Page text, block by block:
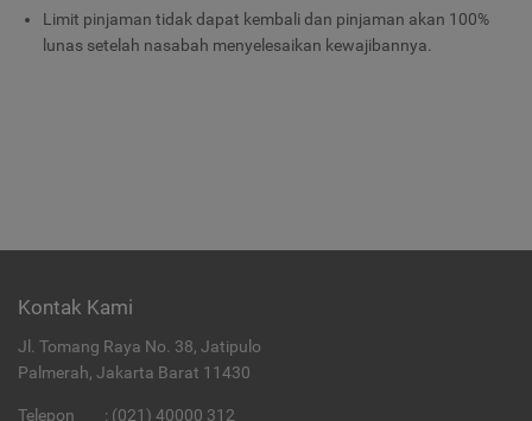
Limit pinjaman tidak dapat kembali dan pinjaman akan 100%
lunas setelah nasabah menyelesaikan kewajibannya.
Kontak Kami
Jl. Tomang Raya No. 38, Jatipulo
Palmerah, Jakarta Barat 11430
Telepon : (021) 40000 312